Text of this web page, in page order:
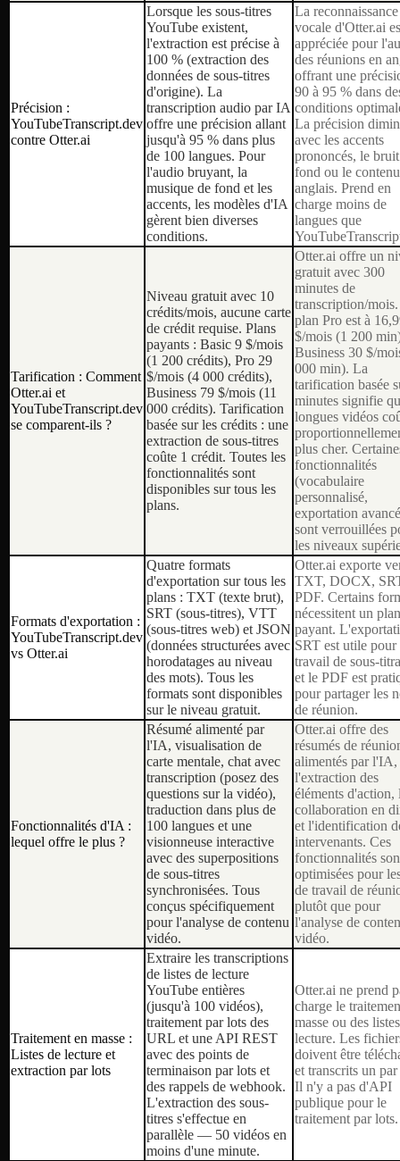
Précision :
YouTubeTranscript.dev
contre Otter.ai
Lorsque les sous-titres
YouTube existent,
l'extraction est précise à
100 % (extraction des
données de sous-titres
d'origine). La
transcription audio par IA
offre une précision allant
jusqu'à 95 % dans plus
de 100 langues. Pour
l'audio bruyant, la
musique de fond et les
accents, les modèles d'IA
gèrent bien diverses
conditions.
La reconnaissance
vocale d'Otter.ai
appréciée pour
des réunions en
offrant une
90 à 95 % dans
conditions
La précision
avec les accents
prononcés, le
fond ou le
anglais. Prend en
charge moins de
langues que
Tarification : Comment
Otter.ai et
YouTubeTranscript.dev
se comparent-ils ?
Niveau gratuit avec 10
crédits/mois, aucune carte
de crédit requise. Plans
payants : Basic 9 $/mois
(1 200 crédits), Pro 29
$/mois (4 000 crédits),
Business 79 $/mois (11
000 crédits). Tarification
basée sur les crédits : une
extraction de sous-titres
coûte 1 crédit. Toutes les
fonctionnalités sont
disponibles sur tous les
plans.
Otter.ai offre un
gratuit avec 300
minutes de
transcription/
plan Pro est à
$/mois (1 200
Business 30 $/
000 min). La
tarification basée
minutes signifie
longues vidéos
plus cher.
fonctionnalités
(vocabulaire
personnalisé,
exportation
sont verrouillées
les niveaux
Formats d'exportation :
YouTubeTranscript.dev
vs Otter.ai
Quatre formats
d'exportation sur tous les
plans : TXT (texte brut),
SRT (sous-titres), VTT
(sous-titres web) et JSON
(données structurées avec
horodatages au niveau
des mots). Tous les
formats sont disponibles
sur le niveau gratuit.
Otter.ai exporte
TXT, DOCX,
PDF. Certains
nécessitent un plan
payant.
SRT est utile pour
travail de sous-
et le PDF est
pour partager les
de réunion.
Fonctionnalités d'IA :
lequel offre le plus ?
Résumé alimenté par
l'IA, visualisation de
carte mentale, chat avec
transcription (posez des
questions sur la vidéo),
traduction dans plus de
100 langues et une
visionneuse interactive
avec des superpositions
de sous-titres
synchronisées. Tous
conçus spécifiquement
pour l'analyse de contenu
vidéo.
Otter.ai offre des
résumés de
alimentés par l'IA,
l'extraction des
éléments d'action,
collaboration en
et l'identification
intervenants. Ces
fonctionnalités
optimisées pour
de travail de
plutôt que pour
l'analyse de
vidéo.
Traitement en masse :
Listes de lecture et
extraction par lots
Extraire les transcriptions
de listes de lecture
YouTube entières
(jusqu'à 100 vidéos),
traitement par lots des
URL et une API REST
avec des points de
terminaison par lots et
des rappels de webhook.
L'extraction des sous-
titres s'effectue en
parallèle — 50 vidéos en
moins d'une minute.
Otter.ai ne prend
charge le
masse ou des
lecture. Les
doivent être
et transcrits un
Il n'y a pas d'API
publique pour le
traitement par lots.